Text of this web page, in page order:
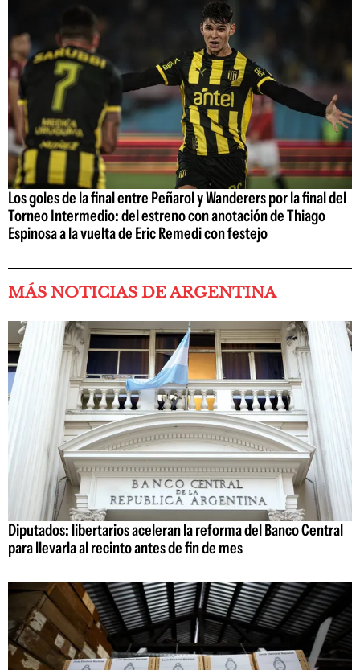
Los goles de la final entre Peñarol y Wanderers por la final del
Torneo Intermedio: del estreno con anotación de Thiago
Espinosa a la vuelta de Eric Remedi con festejo
MÁS NOTICIAS DE ARGENTINA
Diputados: libertarios aceleran la reforma del Banco Central
para llevarla al recinto antes de fin de mes